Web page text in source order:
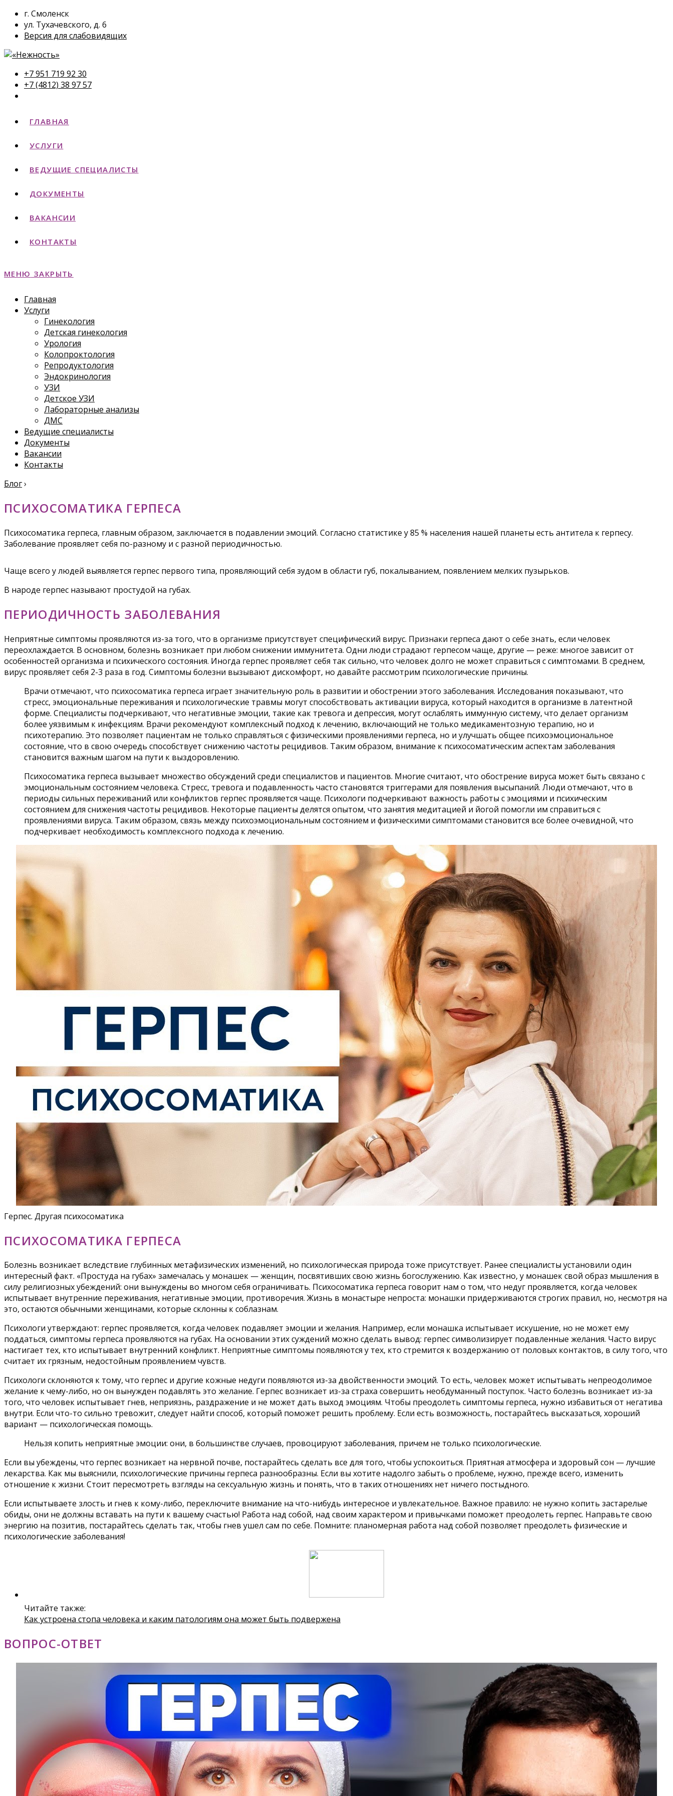
г. Смоленск
ул. Тухачевского, д. 6
Версия для слабовидящих
+7 951 719 92 30
+7 (4812) 38 97 57
ГЛАВНАЯ
УСЛУГИ
ВЕДУЩИЕ СПЕЦИАЛИСТЫ
ДОКУМЕНТЫ
ВАКАНСИИ
КОНТАКТЫ
МЕНЮ ЗАКРЫТЬ
Главная
Услуги
Гинекология
Детская гинекология
Урология
Колопроктология
Репродуктология
Эндокринология
УЗИ
Детское УЗИ
Лабораторные анализы
ДМС
Ведущие специалисты
Документы
Вакансии
Контакты
Блог›
ПСИХОСОМАТИКА ГЕРПЕСА
Психосоматика герпеса, главным образом, заключается в подавлении эмоций. Согласно статистике у 85 % населения нашей планеты есть антитела к герпесу.
Заболевание проявляет себя по-разному и с разной периодичностью.
Чаще всего у людей выявляется герпес первого типа, проявляющий себя зудом в области губ, покалыванием, появлением мелких пузырьков.
В народе герпес называют простудой на губах.
ПЕРИОДИЧНОСТЬ ЗАБОЛЕВАНИЯ
Неприятные симптомы проявляются из-за того, что в организме присутствует специфический вирус. Признаки герпеса дают о себе знать, если человек
переохлаждается. В основном, болезнь возникает при любом снижении иммунитета. Одни люди страдают герпесом чаще, другие — реже: многое зависит от
особенностей организма и психического состояния. Иногда герпес проявляет себя так сильно, что человек долго не может справиться с симптомами. В среднем,
вирус проявляет себя 2-3 раза в год. Симптомы болезни вызывают дискомфорт, но давайте рассмотрим психологические причины.
Врачи отмечают, что психосоматика герпеса играет значительную роль в развитии и обострении этого заболевания. Исследования показывают, что
стресс, эмоциональные переживания и психологические травмы могут способствовать активации вируса, который находится в организме в латентной
форме. Специалисты подчеркивают, что негативные эмоции, такие как тревога и депрессия, могут ослаблять иммунную систему, что делает организм
более уязвимым к инфекциям. Врачи рекомендуют комплексный подход к лечению, включающий не только медикаментозную терапию, но и
психотерапию. Это позволяет пациентам не только справляться с физическими проявлениями герпеса, но и улучшать общее психоэмоциональное
состояние, что в свою очередь способствует снижению частоты рецидивов. Таким образом, внимание к психосоматическим аспектам заболевания
становится важным шагом на пути к выздоровлению.
Психосоматика герпеса вызывает множество обсуждений среди специалистов и пациентов. Многие считают, что обострение вируса может быть связано с
эмоциональным состоянием человека. Стресс, тревога и подавленность часто становятся триггерами для появления высыпаний. Люди отмечают, что в
периоды сильных переживаний или конфликтов герпес проявляется чаще. Психологи подчеркивают важность работы с эмоциями и психическим
состоянием для снижения частоты рецидивов. Некоторые пациенты делятся опытом, что занятия медитацией и йогой помогли им справиться с
проявлениями вируса. Таким образом, связь между психоэмоциональным состоянием и физическими симптомами становится все более очевидной, что
подчеркивает необходимость комплексного подхода к лечению.
Герпес. Другая психосоматика
ПСИХОСОМАТИКА ГЕРПЕСА
Болезнь возникает вследствие глубинных метафизических изменений, но психологическая природа тоже присутствует. Ранее специалисты установили один
интересный факт. «Простуда на губах» замечалась у монашек — женщин, посвятивших свою жизнь богослужению. Как известно, у монашек свой образ мышления в
силу религиозных убеждений: они вынуждены во многом себя ограничивать. Психосоматика герпеса говорит нам о том, что недуг проявляется, когда человек
испытывает внутренние переживания, негативные эмоции, противоречия. Жизнь в монастыре непроста: монашки придерживаются строгих правил, но, несмотря на
это, остаются обычными женщинами, которые склонны к соблазнам.
Психологи утверждают: герпес проявляется, когда человек подавляет эмоции и желания. Например, если монашка испытывает искушение, но не может ему
поддаться, симптомы герпеса проявляются на губах. На основании этих суждений можно сделать вывод: герпес символизирует подавленные желания. Часто вирус
настигает тех, кто испытывает внутренний конфликт. Неприятные симптомы появляются у тех, кто стремится к воздержанию от половых контактов, в силу того, что
считает их грязным, недостойным проявлением чувств.
Психологи склоняются к тому, что герпес и другие кожные недуги появляются из-за двойственности эмоций. То есть, человек может испытывать непреодолимое
желание к чему-либо, но он вынужден подавлять это желание. Герпес возникает из-за страха совершить необдуманный поступок. Часто болезнь возникает из-за
того, что человек испытывает гнев, неприязнь, раздражение и не может дать выход эмоциям. Чтобы преодолеть симптомы герпеса, нужно избавиться от негатива
внутри. Если что-то сильно тревожит, следует найти способ, который поможет решить проблему. Если есть возможность, постарайтесь высказаться, хороший
вариант — психологическая помощь.
Нельзя копить неприятные эмоции: они, в большинстве случаев, провоцируют заболевания, причем не только психологические.
Если вы убеждены, что герпес возникает на нервной почве, постарайтесь сделать все для того, чтобы успокоиться. Приятная атмосфера и здоровый сон — лучшие
лекарства. Как мы выяснили, психологические причины герпеса разнообразны. Если вы хотите надолго забыть о проблеме, нужно, прежде всего, изменить
отношение к жизни. Стоит пересмотреть взгляды на сексуальную жизнь и понять, что в таких отношениях нет ничего постыдного.
Если испытываете злость и гнев к кому-либо, переключите внимание на что-нибудь интересное и увлекательное. Важное правило: не нужно копить застарелые
обиды, они не должны вставать на пути к вашему счастью! Работа над собой, над своим характером и привычками поможет преодолеть герпес. Направьте свою
энергию на позитив, постарайтесь сделать так, чтобы гнев ушел сам по себе. Помните: планомерная работа над собой позволяет преодолеть физические и
психологические заболевания!
Читайте также:
Как устроена стопа человека и каким патологиям она может быть подвержена
ВОПРОС-ОТВЕТ